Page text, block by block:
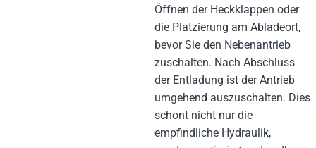
Öffnen der Heckklappen oder
die Platzierung am Abladeort,
bevor Sie den Nebenantrieb
zuschalten. Nach Abschluss
der Entladung ist der Antrieb
umgehend auszuschalten. Dies
schont nicht nur die
empfindliche Hydraulik,